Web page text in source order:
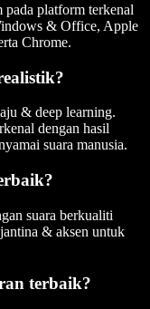
platform terkenal
& Office, Apple
Chrome.
& deep learning.
dengan hasil
suara manusia.
suara berkualiti
& aksen untuk
terbaik?